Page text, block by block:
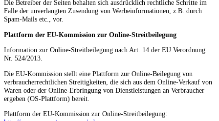
Die Betreiber der Seiten behalten sich ausdrücklich rechtliche Schritte im
Falle der unverlangten Zusendung von Werbeinformationen, z.B. durch
Spam-Mails etc., vor.
Plattform der EU-Kommission zur Online-Streitbeilegung
Information zur Online-Streitbeilegung nach Art. 14 der EU Verordnung
Nr. 524/2013.
Die EU-Kommission stellt eine Plattform zur Online-Beilegung von
verbraucherrechtlichen Streitigkeiten, die sich aus dem Online-Verkauf von
Waren oder der Online-Erbringung von Dienstleistungen an Verbraucher
ergeben (OS-Plattform) bereit.
Plattform der EU-Kommission zur Online-Streitbeilegung: